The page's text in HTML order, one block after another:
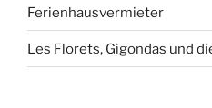
Ferienhausvermieter
Les Florets, Gigondas und